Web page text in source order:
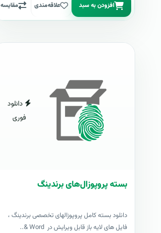
افزودن به سبد علاقه‌مندی مقایسه
دانلود
فوری
بسته پروپوزال‌های برندینگ
دانلود بسته کامل پروپوزالهای تخصصی برندینگ ،
فایل های لایه باز قابل ویرایش در Word &..